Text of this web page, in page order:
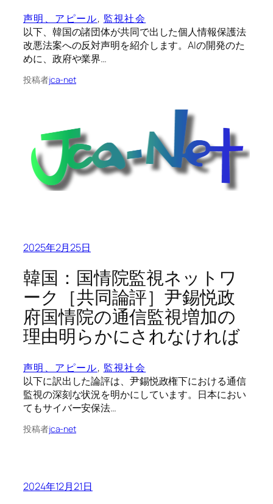
声明、アピール, 監視社会
以下、韓国の諸団体が共同で出した個人情報保護法
改悪法案への反対声明を紹介します。AIの開発のた
めに、政府や業界…
投稿者jca-net
2025年2月25日
韓国：国情院監視ネットワ
ーク［共同論評］尹錫悦政
府国情院の通信監視増加の
理由明らかにされなければ
声明、アピール, 監視社会
以下に訳出した論評は、尹錫悦政権下における通信
監視の深刻な状況を明かにしています。日本におい
てもサイバー安保法…
投稿者jca-net
2024年12月21日